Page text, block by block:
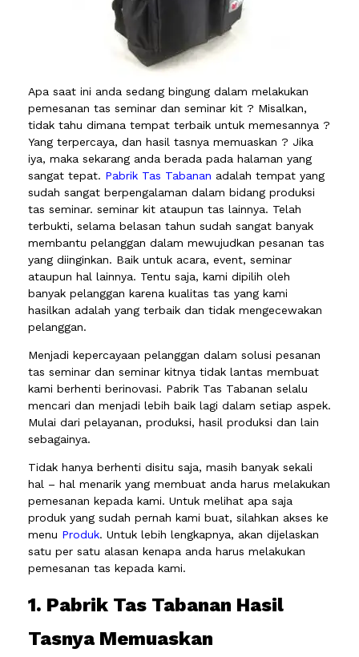
Apa saat ini anda sedang bingung dalam melakukan
pemesanan tas seminar dan seminar kit ? Misalkan,
tidak tahu dimana tempat terbaik untuk memesannya ?
Yang terpercaya, dan hasil tasnya memuaskan ? Jika
iya, maka sekarang anda berada pada halaman yang
sangat tepat. Pabrik Tas Tabanan adalah tempat yang
sudah sangat berpengalaman dalam bidang produksi
tas seminar. seminar kit ataupun tas lainnya. Telah
terbukti, selama belasan tahun sudah sangat banyak
membantu pelanggan dalam mewujudkan pesanan tas
yang diinginkan. Baik untuk acara, event, seminar
ataupun hal lainnya. Tentu saja, kami dipilih oleh
banyak pelanggan karena kualitas tas yang kami
hasilkan adalah yang terbaik dan tidak mengecewakan
pelanggan.
Menjadi kepercayaan pelanggan dalam solusi pesanan
tas seminar dan seminar kitnya tidak lantas membuat
kami berhenti berinovasi. Pabrik Tas Tabanan selalu
mencari dan menjadi lebih baik lagi dalam setiap aspek.
Mulai dari pelayanan, produksi, hasil produksi dan lain
sebagainya.
Tidak hanya berhenti disitu saja, masih banyak sekali
hal – hal menarik yang membuat anda harus melakukan
pemesanan kepada kami. Untuk melihat apa saja
produk yang sudah pernah kami buat, silahkan akses ke
menu Produk. Untuk lebih lengkapnya, akan dijelaskan
satu per satu alasan kenapa anda harus melakukan
pemesanan tas kepada kami.
1. Pabrik Tas Tabanan Hasil
Tasnya Memuaskan